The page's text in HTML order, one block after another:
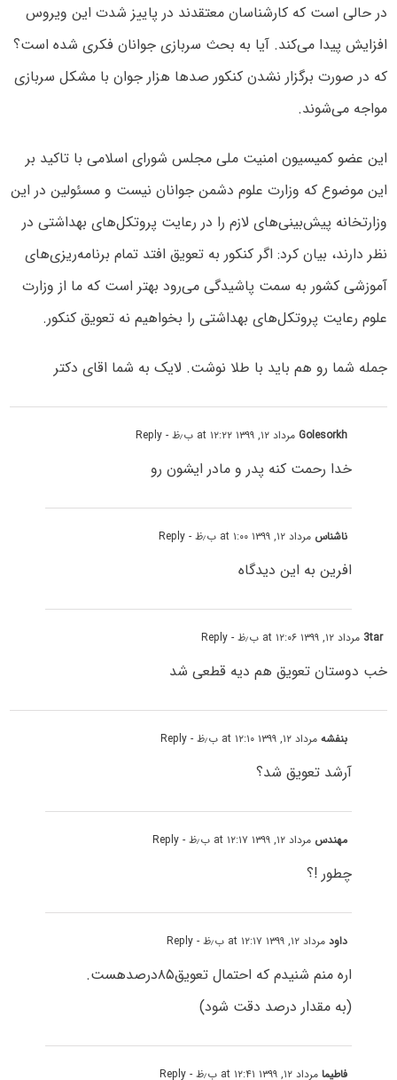
در حالی است که کارشناسان معتقدند در پاییز شدت این ویروس
افزایش پیدا می‌کند. آیا به بحث سربازی جوانان فکری شده است؟
که در صورت برگزار نشدن کنکور صدها هزار جوان با مشکل سربازی
مواجه می‌شوند.
این عضو کمیسیون امنیت ملی مجلس شورای اسلامی با تاکید بر
این موضوع که وزارت علوم دشمن جوانان نیست و مسئولین در این
وزارتخانه پیش‌بینی‌های لازم را در رعایت پروتکل‌های بهداشتی در
نظر دارند، بیان کرد: اگر کنکور به تعویق افتد تمام برنامه‌ریزی‌های
آموزشی کشور به سمت پاشیدگی می‌رود بهتر است که ما از وزارت
علوم رعایت پروتکل‌های بهداشتی را بخواهیم نه تعویق کنکور.
جمله شما رو هم باید با طلا نوشت. لایک به شما اقای دکتر
Golesorkh مرداد ۱۲, ۱۳۹۹ at ۱۲:۲۲ ب٫ظ - Reply
خدا رحمت کنه پدر و مادر ایشون رو
ناشناس مرداد ۱۲, ۱۳۹۹ at ۱:۰۰ ب٫ظ - Reply
افرین به این دیدگاه
3tar مرداد ۱۲, ۱۳۹۹ at ۱۲:۰۶ ب٫ظ - Reply
خب دوستان تعویق هم دیه قطعی شد
بنفشهمرداد ۱۲, ۱۳۹۹ at ۱۲:۱۰ ب٫ظ - Reply
آرشد تعویق شد؟
مهندس مرداد ۱۲, ۱۳۹۹ at ۱۲:۱۷ ب٫ظ - Reply
چطور !؟
داودمرداد ۱۲, ۱۳۹۹ at ۱۲:۱۷ ب٫ظ - Reply
اره منم شنیدم که احتمال تعویق۸۵درصدهست.
(به مقدار درصد دقت شود)
فاطیمامرداد ۱۲, ۱۳۹۹ at ۱۲:۴۱ ب٫ظ - Reply